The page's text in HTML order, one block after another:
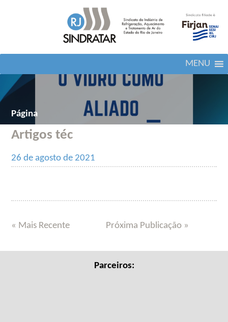
MENU
Página
Artigos téc
26 de agosto de 2021
« Mais Recente Próxima Publicação »
Parceiros: